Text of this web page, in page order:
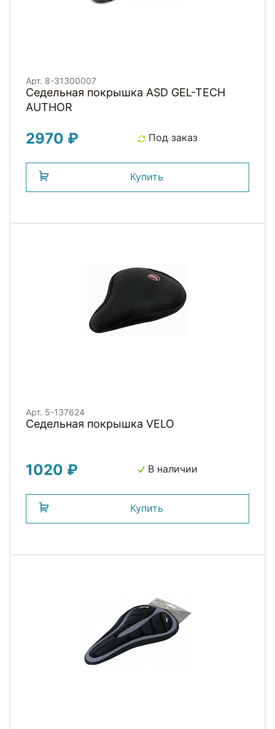
Арт. 8-31300007
Седельная покрышка ASD GEL-TECH
AUTHOR
2970 ₽ Под заказ
Купить
Арт. 5-137624
Седельная покрышка VELO
1020 ₽ В наличии
Купить